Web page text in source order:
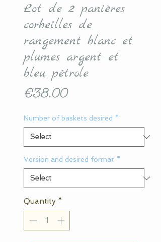
Lot de 2 panières
corbeilles de
rangement blanc et
plumes argent et
bleu pétrole
€38.00Price
Number of baskets desired *
Version and desired format *
Quantity *